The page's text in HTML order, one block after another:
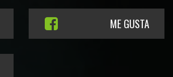
ME GUSTA